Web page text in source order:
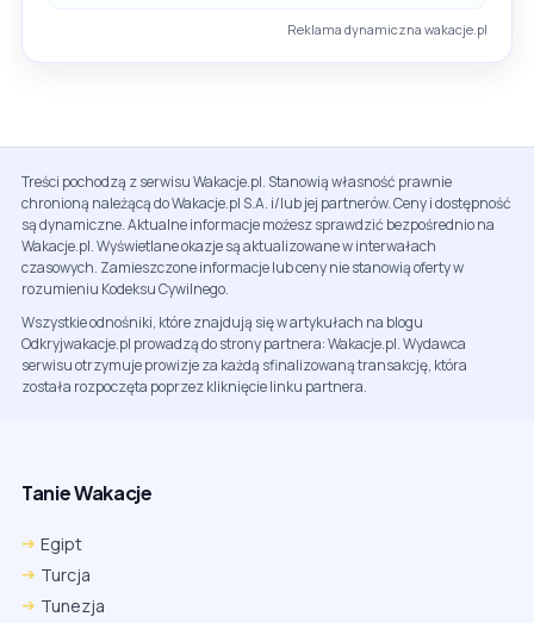
Reklama dynamiczna wakacje.pl
Treści pochodzą z serwisu Wakacje.pl. Stanowią własność prawnie
chronioną należącą do Wakacje.pl S.A. i/lub jej partnerów. Ceny i dostępność
są dynamiczne. Aktualne informacje możesz sprawdzić bezpośrednio na
Wakacje.pl. Wyświetlane okazje są aktualizowane w interwałach
czasowych. Zamieszczone informacje lub ceny nie stanowią oferty w
rozumieniu Kodeksu Cywilnego.
Wszystkie odnośniki, które znajdują się w artykułach na blogu
Odkryjwakacje.pl prowadzą do strony partnera: Wakacje.pl. Wydawca
serwisu otrzymuje prowizje za każdą sfinalizowaną transakcję, która
została rozpoczęta poprzez kliknięcie linku partnera.
Tanie Wakacje
Egipt
Turcja
Tunezja